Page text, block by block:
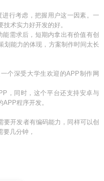
行考虑，把握用户这一因素。一
术实力好开发的好。
需求后，短期内拿出有价值有创
划能力的体现，方案制作时间太长
个深受大学生欢迎的APP制作网
，同时，这个平台还支持安卓与
程序开发。
开发者有编码能力，同样可以创
几分钟，